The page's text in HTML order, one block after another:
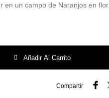
en un campo de Naranjos en flor.
Añadir Al Carrito
Compartir